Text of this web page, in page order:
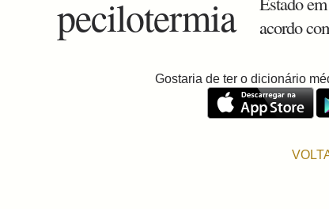
pecilotermia
acordo
Gostaria de ter o dicionário